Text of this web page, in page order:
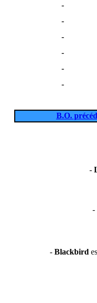
-
-
-
-
-
-
B.O.
-
-
- Blackbird